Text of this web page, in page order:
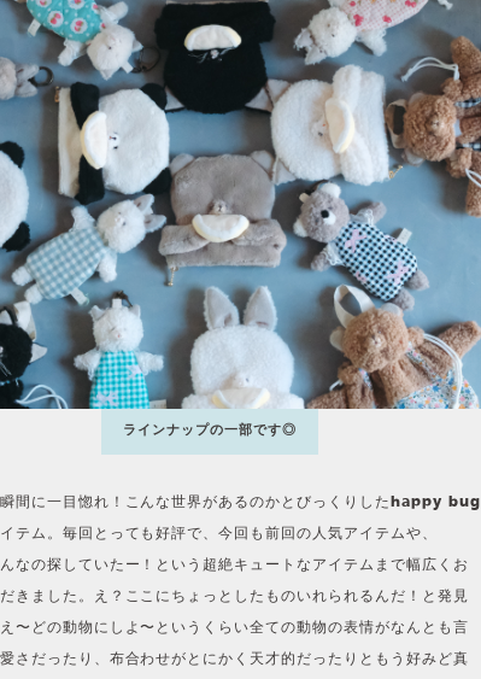
ラインナップの一部です◎
間に一目惚れ！こんな世界があるのかとびっくりしたhappy bug
テム。毎回とっても好評で、今回も前回の人気アイテムや、
なの探していたー！という超絶キュートなアイテムまで幅広くお
きました。え？ここにちょっとしたものいれられるんだ！と発見
〜どの動物にしよ〜というくらい全ての動物の表情がなんとも言
さだったり、布合わせがとにかく天才的だったりともう好みど真